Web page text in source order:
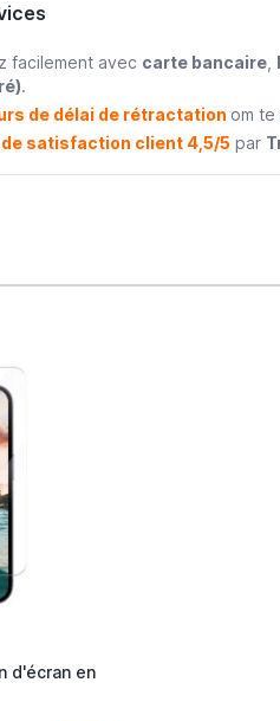
facilement avec carte bancaire,
.
de délai de rétractation om te
de satisfaction client 4,5/5par
d'écran en